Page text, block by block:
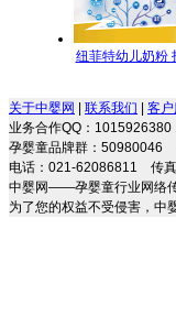
纽菲特幼儿奶粉
质！
关于中婴网 联系我们 客
业务合作QQ：
孕婴童品牌群：50980046
电话：021-62086811 传
中婴网——孕婴童行业网络
为了您的权益不受侵害，中